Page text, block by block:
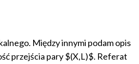
Między innymi podam opis
przejścia pary $(X,L)$. Referat